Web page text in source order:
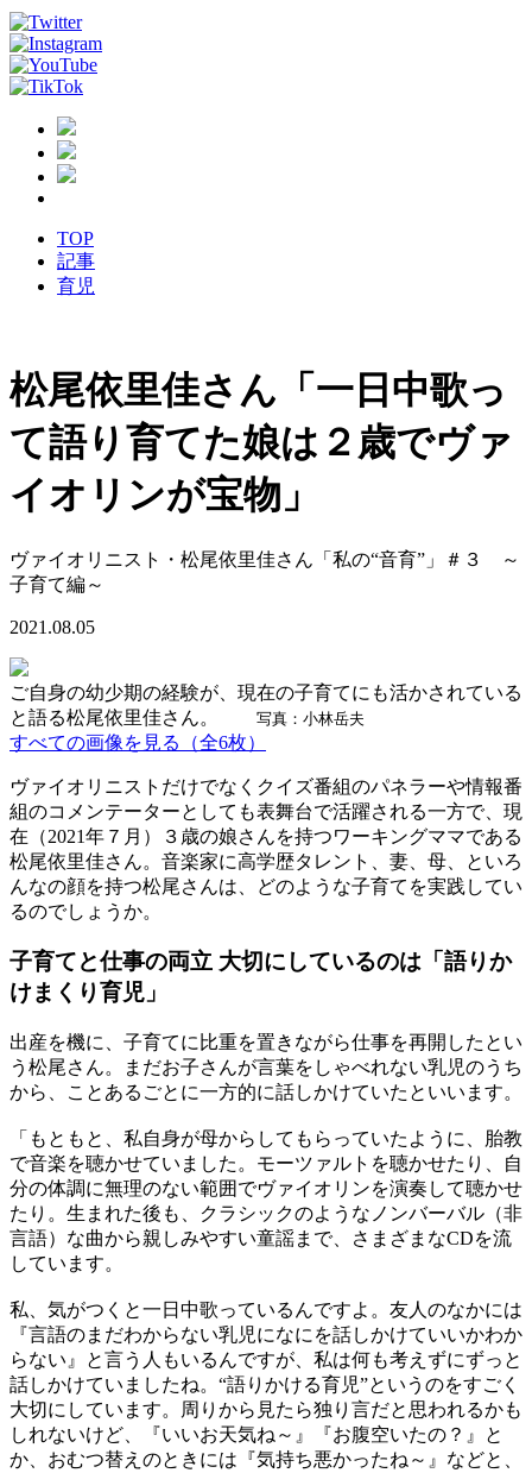
TOP
記事
育児
松尾依里佳さん「一日中歌っ
て語り育てた娘は２歳でヴァ
イオリンが宝物」
ヴァイオリニスト・松尾依里佳さん「私の“音育”」＃３ ～
子育て編～
2021.08.05
ご自身の幼少期の経験が、現在の子育てにも活かされている
と語る松尾依里佳さん。 写真：小林岳夫
すべての画像を見る（全6枚）
ヴァイオリニストだけでなくクイズ番組のパネラーや情報番
組のコメンテーターとしても表舞台で活躍される一方で、現
在（2021年７月）３歳の娘さんを持つワーキングママである
松尾依里佳さん。音楽家に高学歴タレント、妻、母、といろ
んなの顔を持つ松尾さんは、どのような子育てを実践してい
るのでしょうか。
子育てと仕事の両立 大切にしているのは「語りか
けまくり育児」
出産を機に、子育てに比重を置きながら仕事を再開したとい
う松尾さん。まだお子さんが言葉をしゃべれない乳児のうち
から、ことあるごとに一方的に話しかけていたといいます。
「もともと、私自身が母からしてもらっていたように、胎教
で音楽を聴かせていました。モーツァルトを聴かせたり、自
分の体調に無理のない範囲でヴァイオリンを演奏して聴かせ
たり。生まれた後も、クラシックのようなノンバーバル（非
言語）な曲から親しみやすい童謡まで、さまざまなCDを流
しています。
私、気がつくと一日中歌っているんですよ。友人のなかには
『言語のまだわからない乳児になにを話しかけていいかわか
らない』と言う人もいるんですが、私は何も考えずにずっと
話しかけていましたね。“語りかける育児”というのをすごく
大切にしています。周りから見たら独り言だと思われるかも
しれないけど、『いいお天気ね～』『お腹空いたの？』と
か、おむつ替えのときには『気持ち悪かったね～』などと、